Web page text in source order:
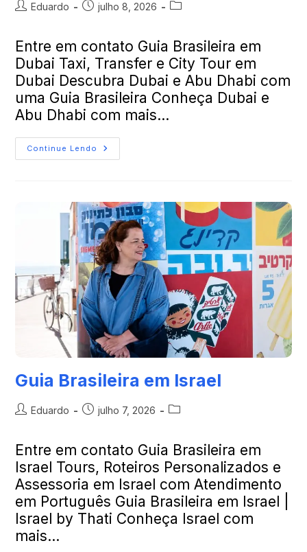
Eduardo julho 8, 2026
Entre em contato Guia Brasileira em
Dubai Taxi, Transfer e City Tour em
Dubai Descubra Dubai e Abu Dhabi com
uma Guia Brasileira Conheça Dubai e
Abu Dhabi com mais…
Continue Lendo
Guia Brasileira em Israel
Eduardo julho 7, 2026
Entre em contato Guia Brasileira em
Israel Tours, Roteiros Personalizados e
Assessoria em Israel com Atendimento
em Português Guia Brasileira em Israel |
Israel by Thati Conheça Israel com
mais…